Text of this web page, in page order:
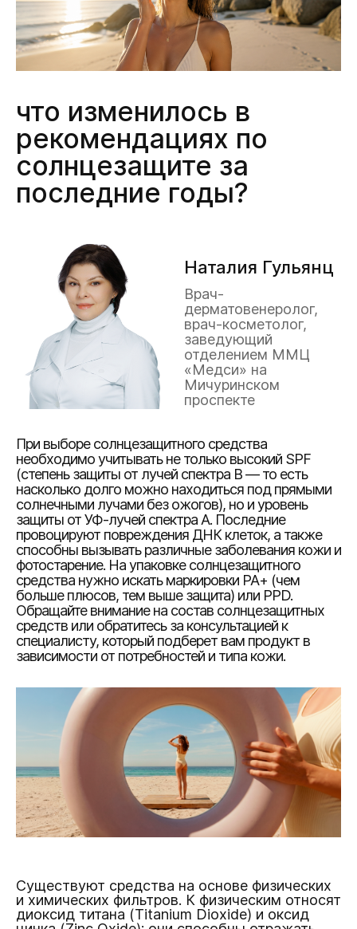
что изменилось в
рекомендациях по
солнцезащите за
последние годы?
Наталия Гульянц
Врач-
дерматовенеролог,
врач-косметолог,
заведующий
отделением ММЦ
«Медси» на
Мичуринском
проспекте
При выборе солнцезащитного средства
необходимо учитывать не только высокий SPF
(степень защиты от лучей спектра B — то есть
насколько долго можно находиться под прямыми
солнечными лучами без ожогов), но и уровень
защиты от УФ-лучей спектра A. Последние
провоцируют повреждения ДНК клеток, а также
способны вызывать различные заболевания кожи и
фотостарение. На упаковке солнцезащитного
средства нужно искать маркировки PA+ (чем
больше плюсов, тем выше защита) или PPD.
Обращайте внимание на состав солнцезащитных
средств или обратитесь за консультацией к
специалисту, который подберет вам продукт в
зависимости от потребностей и типа кожи.
Существуют средства на основе физических
и химических фильтров. К физическим относят
диоксид титана (Titanium Dioxide) и оксид